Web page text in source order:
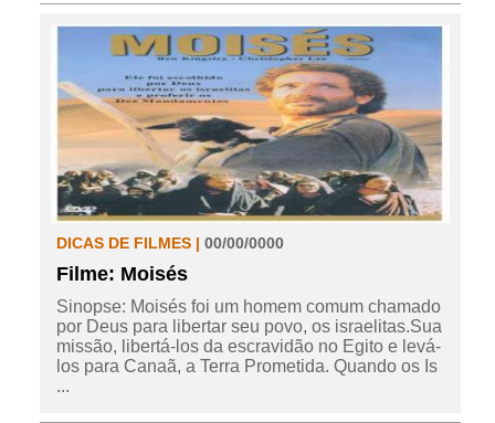
DICAS DE FILMES | 00/00/0000
Filme: Moisés
Sinopse: Moisés foi um homem comum chamado
por Deus para libertar seu povo, os israelitas.Sua
missão, libertá-los da escravidão no Egito e levá-
los para Canaã, a Terra Prometida. Quando os Is
...